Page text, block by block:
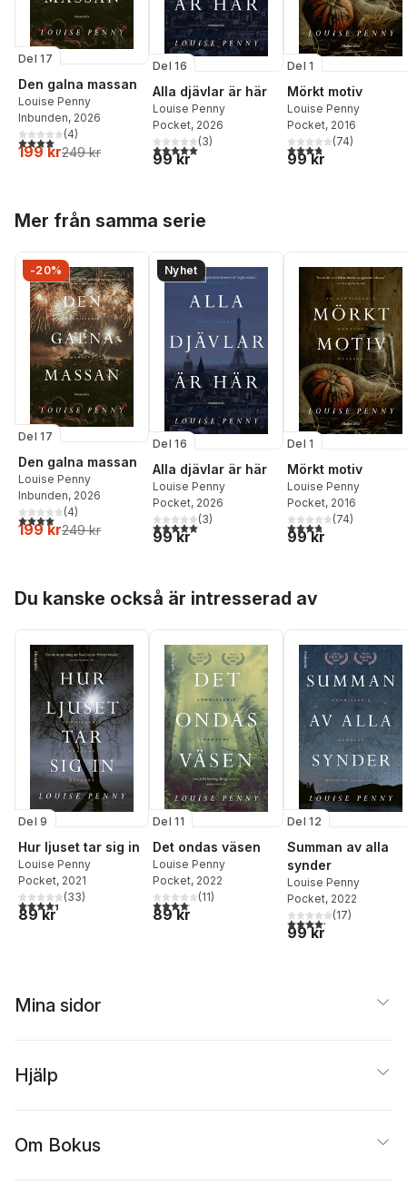
Del 17
Den galna massan
Louise Penny
Inbunden, 2026
4,0utav 5 stjärnor. Totalt antal röster:
(4)
199 kr249 kr
Del 16
Alla djävlar är här
Louise Penny
Pocket, 2026
5,0utav 5 stjärnor. Totalt antal röster:
(3)
99 kr
Del 1
Mörkt motiv
Louise Penny
Pocket, 2016
3,8utav 5 stjärnor.
(74)
99 kr
Mer från samma serie
-20%
Del 17
Den galna massan
Louise Penny
Inbunden, 2026
4,0utav 5 stjärnor. Totalt antal röster:
(4)
199 kr249 kr
Nyhet
Del 16
Alla djävlar är här
Louise Penny
Pocket, 2026
5,0utav 5 stjärnor. Totalt antal röster:
(3)
99 kr
Del 1
Mörkt motiv
Louise Penny
Pocket, 2016
3,8utav 5 stjärnor.
(74)
99 kr
Du kanske också är intresserad av
Del 9
Hur ljuset tar sig in
Louise Penny
Pocket, 2021
4,4utav 5 stjärnor. Totalt antal röster:
(33)
89 kr
Del 11
Det ondas väsen
Louise Penny
Pocket, 2022
4,1utav 5 stjärnor. Totalt antal röster:
(11)
89 kr
Del 12
Summan av alla
synder
Louise Penny
Pocket, 2022
4,2utav 5 stjärnor.
(17)
99 kr
Mina sidor
Hjälp
Om Bokus